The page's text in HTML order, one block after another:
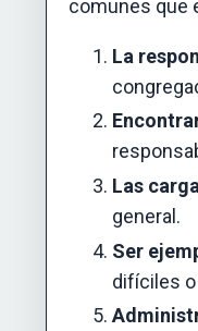
comunes que
La
Las
general.
Ser
difíciles